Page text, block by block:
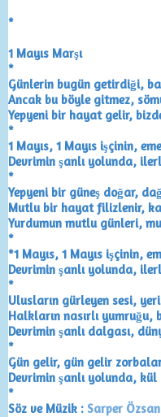
*
1 Mayıs Marşı
*
Günlerin bugün getirdiği,
Ancak bu böyle gitmez,
Yepyeni bir hayat gelir,
*
1 Mayıs, 1 Mayıs işçinin,
Devrimin şanlı yolunda,
*
Yepyeni bir güneş doğar,
Mutlu bir hayat filizlenir,
Yurdumun mutlu günleri,
*
*1 Mayıs, 1 Mayıs işçinin,
Devrimin şanlı yolunda,
*
Ulusların gürleyen sesi,
Halkların nasırlı yumruğu,
Devrimin şanlı dalgası,
*
Gün gelir, gün gelir
Devrimin şanlı yolunda,
*
Söz ve Müzik : Sarper Özsan